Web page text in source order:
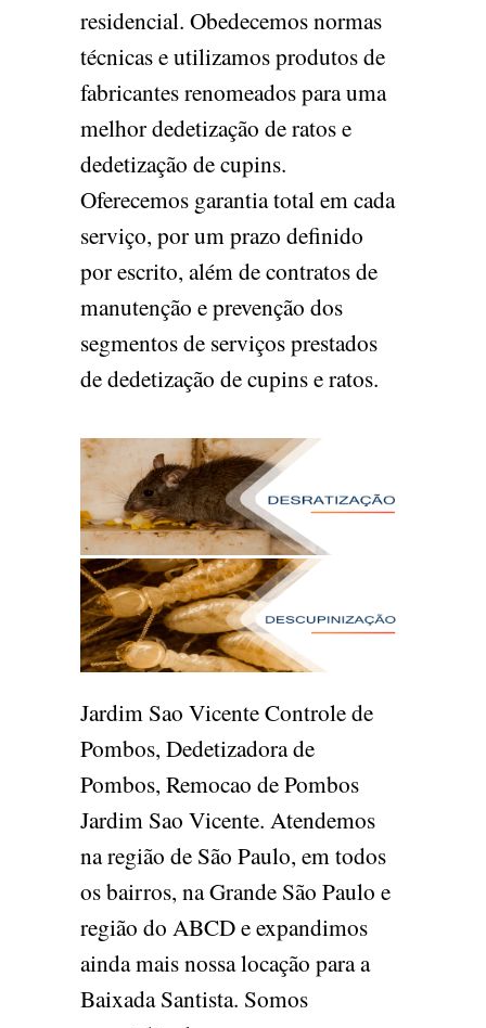
residencial. Obedecemos normas
técnicas e utilizamos produtos de
fabricantes renomeados para uma
melhor dedetização de ratos e
dedetização de cupins.
Oferecemos garantia total em cada
serviço, por um prazo definido
por escrito, além de contratos de
manutenção e prevenção dos
segmentos de serviços prestados
de dedetização de cupins e ratos.
Jardim Sao Vicente Controle de
Pombos, Dedetizadora de
Pombos, Remocao de Pombos
Jardim Sao Vicente. Atendemos
na região de São Paulo, em todos
os bairros, na Grande São Paulo e
região do ABCD e expandimos
ainda mais nossa locação para a
Baixada Santista. Somos